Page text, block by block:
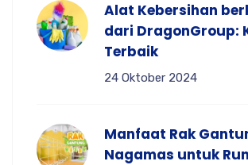
Alat Kebersihan
dari DragonGroup:
Terbaik
24 Oktober 2024
Manfaat Rak
Nagamas untuk